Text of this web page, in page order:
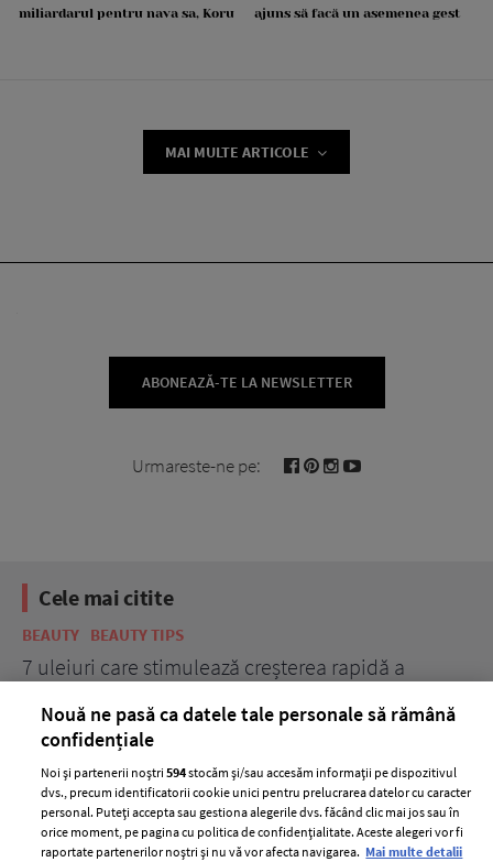
miliardarul pentru nava sa, Koru
ajuns să facă un asemenea gest
MAI MULTE ARTICOLE
ABONEAZĂ-TE LA NEWSLETTER
Urmareste-ne pe:
Cele mai citite
BEAUTY BEAUTY TIPS
7 uleiuri care stimulează creșterea rapidă a
Nouă ne pasă ca datele tale personale să rămână
confidențiale
Noi și partenerii noștri594stocăm și/sau accesăm informații pe dispozitivul
dvs., precum identificatorii cookie unici pentru prelucrarea datelor cu caracter
personal. Puteți accepta sau gestiona alegerile dvs. făcând clic mai jos sau în
orice moment, pe pagina cu politica de confidențialitate. Aceste alegeri vor fi
raportate partenerilor noștri și nu vă vor afecta navigarea. Mai multe detalii